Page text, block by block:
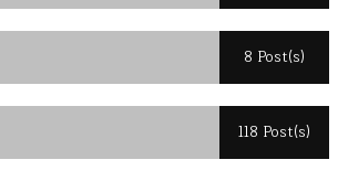
8 Post(s)
118 Post(s)